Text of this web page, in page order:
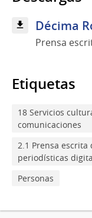
Décima
Prensa
Etiquetas
18 Servicios
comunicaciones
2.1 Prensa escrita
periodísticas
Personas